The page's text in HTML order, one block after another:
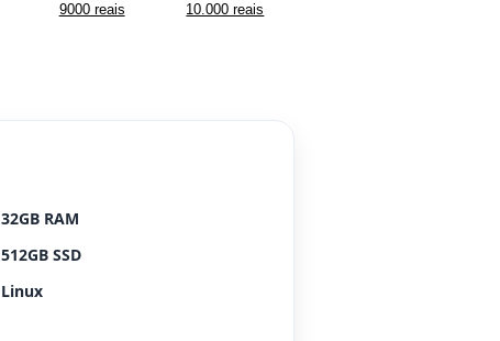
9000 reais 10.000 reais
32GB RAM
512GB SSD
Linux